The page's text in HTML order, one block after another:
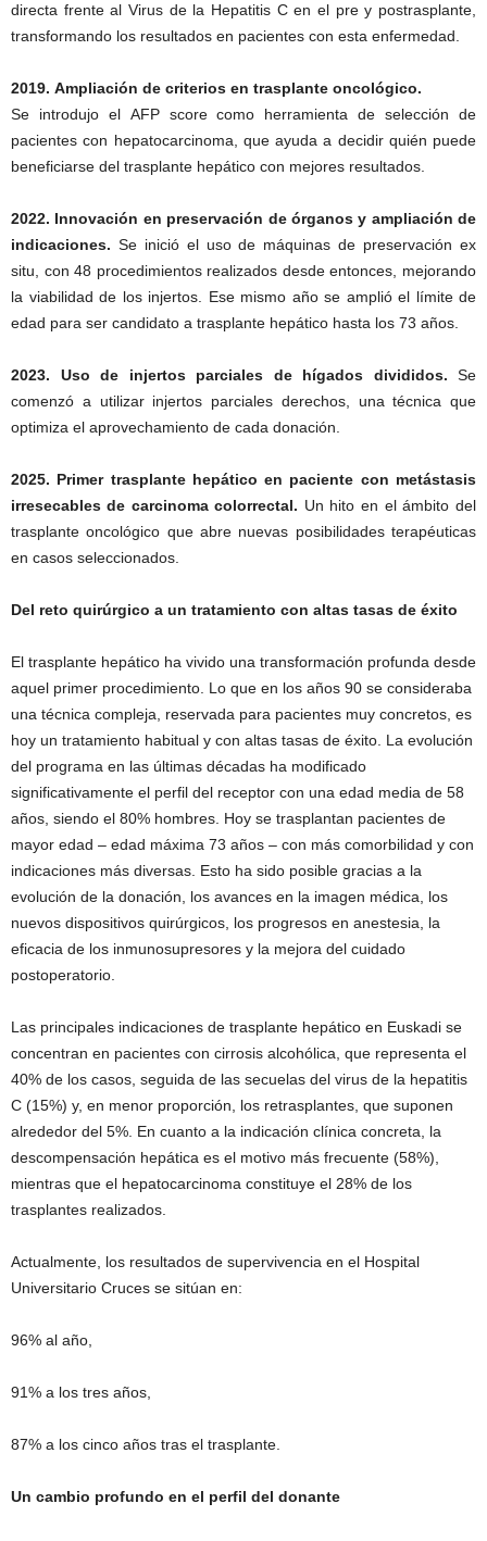
directa frente al Virus de la Hepatitis C en el pre y postrasplante,
transformando los resultados en pacientes con esta enfermedad.
2019. Ampliación de criterios en trasplante oncológico.
Se introdujo el AFP score como herramienta de selección de
pacientes con hepatocarcinoma, que ayuda a decidir quién puede
beneficiarse del trasplante hepático con mejores resultados.
2022. Innovación en preservación de órganos y ampliación de
indicaciones. Se inició el uso de máquinas de preservación ex
situ, con 48 procedimientos realizados desde entonces, mejorando
la viabilidad de los injertos. Ese mismo año se amplió el límite de
edad para ser candidato a trasplante hepático hasta los 73 años.
2023. Uso de injertos parciales de hígados divididos. Se
comenzó a utilizar injertos parciales derechos, una técnica que
optimiza el aprovechamiento de cada donación.
2025. Primer trasplante hepático en paciente con metástasis
irresecables de carcinoma colorrectal. Un hito en el ámbito del
trasplante oncológico que abre nuevas posibilidades terapéuticas
en casos seleccionados.
Del reto quirúrgico a un tratamiento con altas tasas de éxito
El trasplante hepático ha vivido una transformación profunda desde
aquel primer procedimiento. Lo que en los años 90 se consideraba
una técnica compleja, reservada para pacientes muy concretos, es
hoy un tratamiento habitual y con altas tasas de éxito. La evolución
del programa en las últimas décadas ha modificado
significativamente el perfil del receptor con una edad media de 58
años, siendo el 80% hombres. Hoy se trasplantan pacientes de
mayor edad – edad máxima 73 años – con más comorbilidad y con
indicaciones más diversas. Esto ha sido posible gracias a la
evolución de la donación, los avances en la imagen médica, los
nuevos dispositivos quirúrgicos, los progresos en anestesia, la
eficacia de los inmunosupresores y la mejora del cuidado
postoperatorio.
Las principales indicaciones de trasplante hepático en Euskadi se
concentran en pacientes con cirrosis alcohólica, que representa el
40% de los casos, seguida de las secuelas del virus de la hepatitis
C (15%) y, en menor proporción, los retrasplantes, que suponen
alrededor del 5%. En cuanto a la indicación clínica concreta, la
descompensación hepática es el motivo más frecuente (58%),
mientras que el hepatocarcinoma constituye el 28% de los
trasplantes realizados.
Actualmente, los resultados de supervivencia en el Hospital
Universitario Cruces se sitúan en:
96% al año,
91% a los tres años,
87% a los cinco años tras el trasplante.
Un cambio profundo en el perfil del donante